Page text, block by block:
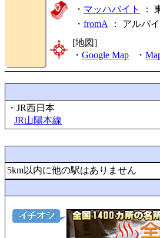
・ マッハバイト
：
・ fromA ： アルバ
[地図]
・ Google Map ・
・JR西日本
JR山陽本線
5km以内に他の駅はありません